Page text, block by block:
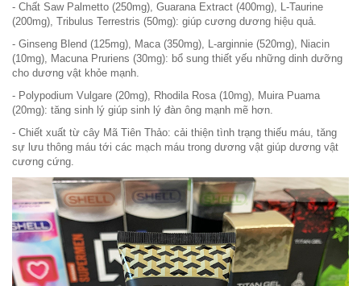
- Chất Saw Palmetto (250mg), Guarana Extract (400mg), L-Taurine
(200mg), Tribulus Terrestris (50mg): giúp cương dương hiệu quả.
- Ginseng Blend (125mg), Maca (350mg), L-arginnie (520mg), Niacin
(10mg), Macuna Pruriens (30mg): bổ sung thiết yếu những dinh dưỡng
cho dương vật khỏe mạnh.
- Polypodium Vulgare (20mg), Rhodila Rosa (10mg), Muira Puama
(20mg): tăng sinh lý giúp sinh lý đàn ông mạnh mẽ hơn.
- Chiết xuất từ cây Mã Tiên Thảo: cải thiện tình trạng thiếu máu, tăng
sự lưu thông máu tới các mạch máu trong dương vật giúp dương vật
cương cứng.